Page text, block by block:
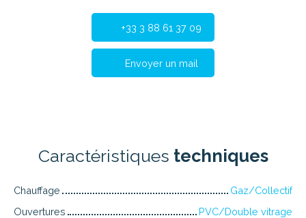
+33 3 88 61 37 09
Envoyer un mail
Caractéristiques techniques
Chauffage
Gaz/Collectif
Ouvertures
PVC/Double vitrage